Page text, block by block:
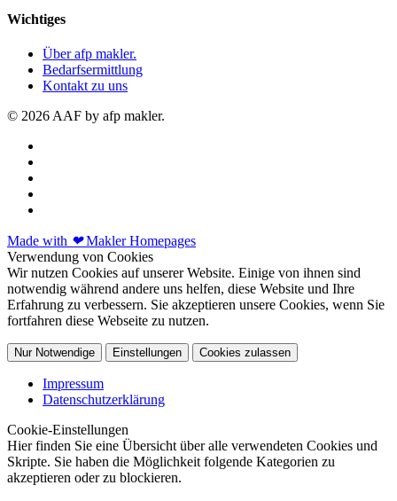
Wichtiges
Über afp makler.
Bedarfsermittlung
Kontakt zu uns
© 2026 AAF by afp makler.
Made with ❤Makler Homepages
Verwendung von Cookies
Wir nutzen Cookies auf unserer Website. Einige von ihnen sind
notwendig während andere uns helfen, diese Website und Ihre
Erfahrung zu verbessern. Sie akzeptieren unsere Cookies, wenn Sie
fortfahren diese Webseite zu nutzen.
Nur Notwendige Einstellungen Cookies zulassen
Impressum
Datenschutzerklärung
Cookie-Einstellungen
Hier finden Sie eine Übersicht über alle verwendeten Cookies und
Skripte. Sie haben die Möglichkeit folgende Kategorien zu
akzeptieren oder zu blockieren.